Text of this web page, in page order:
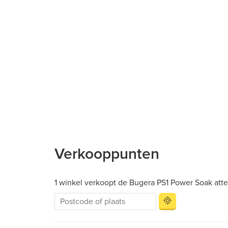
Verkooppunten
1 winkel verkoopt de Bugera PS1 Power Soak